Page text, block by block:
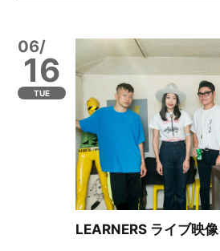
06/
16
TUE
LEARNERS ライブ映